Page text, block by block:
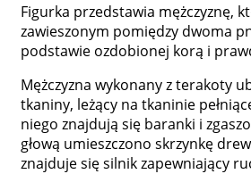
Figurka przedstawia mężczyznę,
zawieszonym pomiędzy dwoma
podstawie ozdobionej korą i
Mężczyzna wykonany z terakoty
tkaniny, leżący na tkaninie
niego znajdują się baranki i
głową umieszczono skrzynkę
znajduje się silnik zapewniający